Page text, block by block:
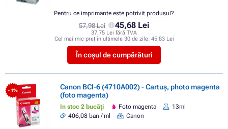
57,98 Lei 45,68 Lei
37,75 Lei fără TVA
Cel mai mic preț în ultimele 30 de zile: 45,83 Lei
În coșul de cumpărături
Pentru ce imprimante este potrivit produsul?
- 1%
Canon BCI-6 (4710A002) - Cartuș, photo magenta
(foto magenta)
In stoc 2 bucăți Foto magenta
13ml
406,08 ban / ml
Canon